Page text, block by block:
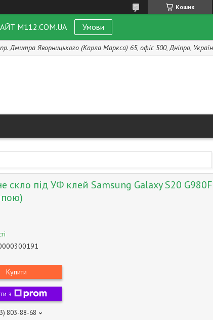
Кошик
M112.COM.UA Умови
пр. Дмитра Яворницького (Карла Маркса) 65, офіс 500, Дніпро,
скло під УФ клей Samsung Galaxy S20
Купити
з
803-88-68